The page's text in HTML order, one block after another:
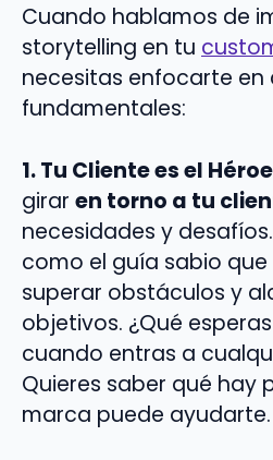
Cuando hablamos de
storytelling en tu
necesitas enfocarte
fundamentales:
1. Tu Cliente es el Héroe
girar en torno a tu
necesidades y
como el guía sabio
superar obstáculos y
objetivos. ¿Qué
cuando entras a
Quieres saber qué hay
marca puede ayudarte.